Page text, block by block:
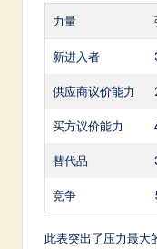
力量
新进入者
供应商议价能力
买方议价能力
替代品
竞争
此表突出了压力最大